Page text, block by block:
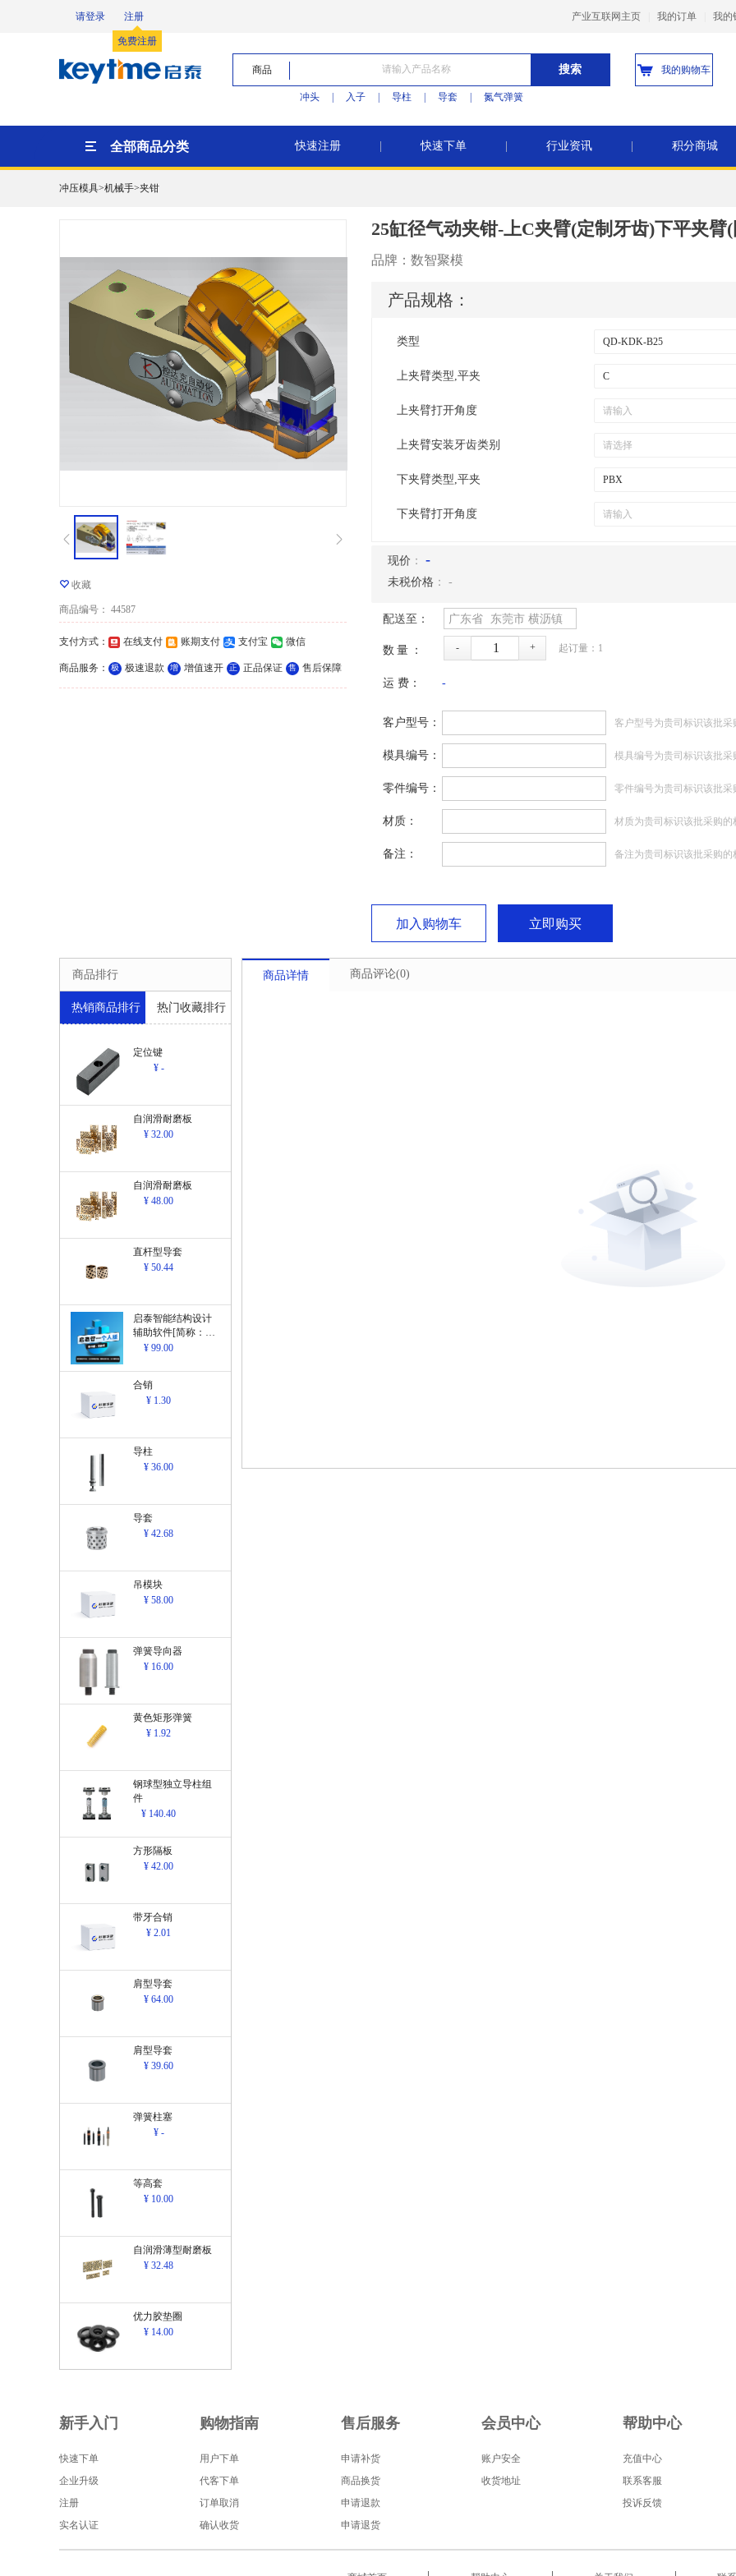
请登录 注册
免费注册
产业互联网主页 我的订单 我的
商品 搜索
冲头 入子 导柱 导套 氮气弹簧
我的购物车
全部商品分类 快速注册 快速下单 行业资讯 积分商城
冲压模具>机械手>夹钳
收藏
商品编号 ： 44587
支付方式 ： 在线支付 账期支付 支付宝 微信
商品服务 ： 极 极速退款 增 增值速开 正 正品保证 售 售后保障
25缸径气动夹钳-上C夹臂(定制牙齿)下平夹臂
品牌： 数智聚模
产品规格：
类型
上夹臂类型,平夹
上夹臂打开角度
上夹臂安装牙齿类别
下夹臂类型,平夹
下夹臂打开角度
现价 ： -
未税价格 ： -
配送至： 广东省 东莞市 横沥镇
数量： - + 起订量： 1
运 费： -
客户型号： 客户型号为贵司标识该批采
模具编号： 模具编号为贵司标识该批采
零件编号： 零件编号为贵司标识该批采
材质： 材质为贵司标识该批采购的
备注： 备注为贵司标识该批采购的
加入购物车 立即购买
商品排行
热销商品排行 热门收藏排行
定位键
¥ -
自润滑耐磨板
¥ 32.00
自润滑耐磨板
¥ 48.00
直杆型导套
¥ 50.44
启泰智能结构设计
辅助软件[简称：结
构设计辅助软
¥ 99.00
合销
¥ 1.30
导柱
¥ 36.00
导套
¥ 42.68
吊模块
¥ 58.00
弹簧导向器
¥ 16.00
黄色矩形弹簧
¥ 1.92
钢球型独立导柱组
件
¥ 140.40
方形隔板
¥ 42.00
带牙合销
¥ 2.01
肩型导套
¥ 64.00
肩型导套
¥ 39.60
弹簧柱塞
¥ -
等高套
¥ 10.00
自润滑薄型耐磨板
¥ 32.48
优力胶垫圈
¥ 14.00
商品详情 商品评论(0)
新手入门
快速下单
企业升级
注册
实名认证
购物指南
用户下单
代客下单
订单取消
确认收货
售后服务
申请补货
商品换货
申请退款
申请退货
会员中心
账户安全
收货地址
帮助中心
充值中心
联系客服
投诉反馈